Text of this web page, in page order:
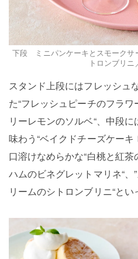
下段 ミニパンケーキとスモークサ
トロンブリ
スタンド上段にはフレッシュ
た“フレッシュピーチのフラワ
リーレモンのソルベ“、中段
味わう“ベイクドチーズケーキ
口溶けなめらかな“白桃と紅茶
ハムのビネグレットマリネ“、
リームのシトロンブリニ“とい